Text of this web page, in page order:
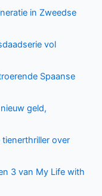
in Zweedse
vol
Spaanse
geld,
over
3 van My Life with